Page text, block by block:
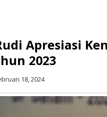
Apresiasi
2023
18, 2024